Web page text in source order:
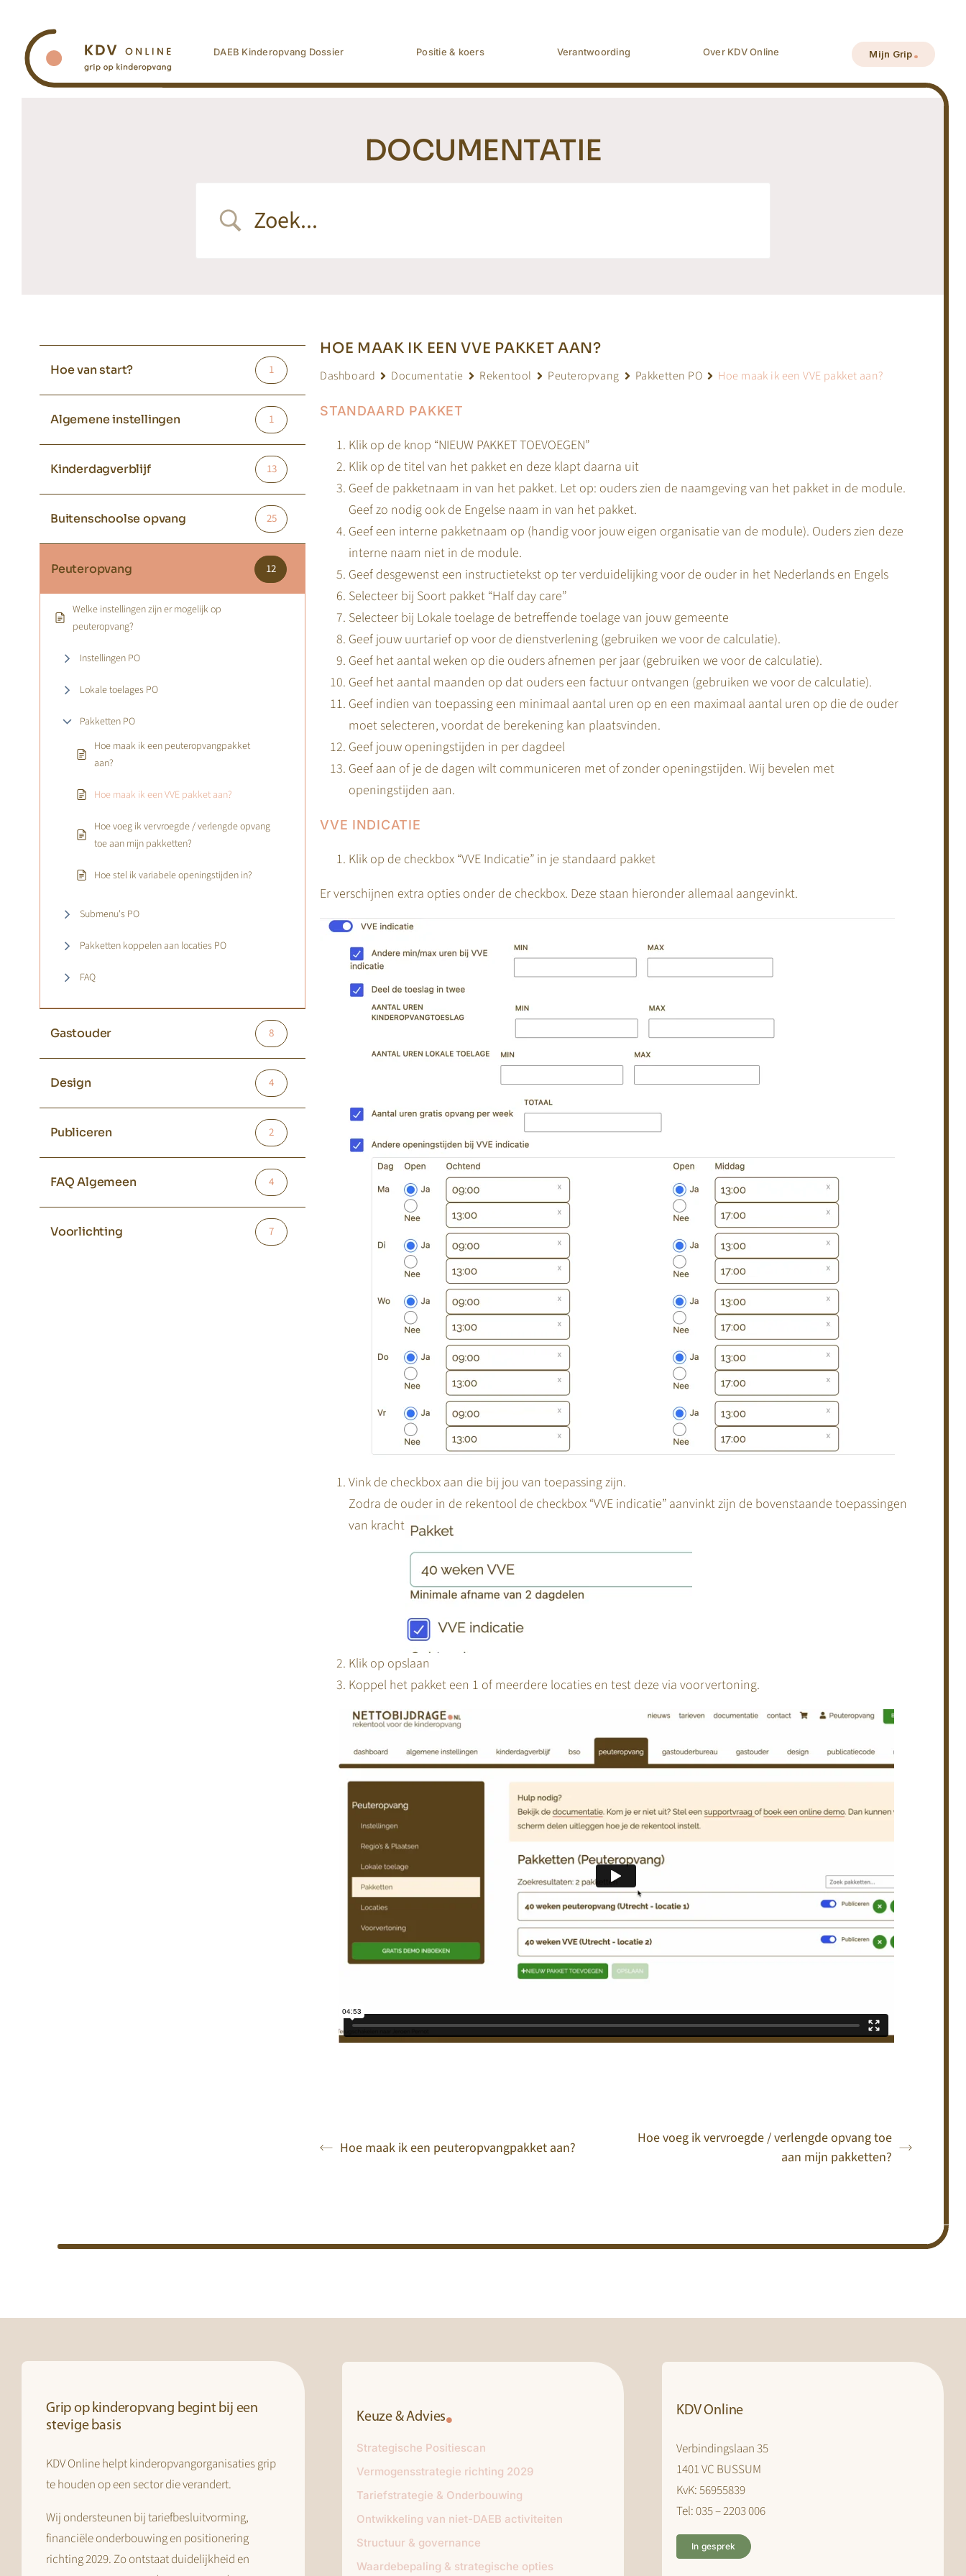
inhoud
DAEB Kinderopvang Dossier Positie & koers Verantwoording Over KDV Online Mijn Grip
DOCUMENTATIE
Hoe van start? 1
Algemene instellingen 1
Kinderdagverblijf 13
Buitenschoolse opvang 25
Peuteropvang 12
Welke instellingen zijn er mogelijk op
peuteropvang?
Instellingen PO
Lokale toelages PO
Pakketten PO
Hoe maak ik een peuteropvangpakket
aan?
Hoe maak ik een VVE pakket aan?
Hoe voeg ik vervroegde / verlengde opvang
toe aan mijn pakketten?
Hoe stel ik variabele openingstijden in?
Submenu's PO
Pakketten koppelen aan locaties PO
FAQ
Gastouder 8
Design 4
Publiceren 2
FAQ Algemeen 4
Voorlichting 7
HOE MAAK IK EEN VVE PAKKET AAN?
Dashboard Documentatie Rekentool Peuteropvang Pakketten PO Hoe maak ik een VVE pakket aan?
STANDAARD PAKKET
Klik op de knop “NIEUW PAKKET TOEVOEGEN”
Klik op de titel van het pakket en deze klapt daarna uit
Geef de pakketnaam in van het pakket. Let op: ouders zien de naamgeving van het pakket in de module.
Geef zo nodig ook de Engelse naam in van het pakket.
Geef een interne pakketnaam op (handig voor jouw eigen organisatie van de module). Ouders zien deze
interne naam niet in de module.
Geef desgewenst een instructietekst op ter verduidelijking voor de ouder in het Nederlands en Engels
Selecteer bij Soort pakket “Half day care”
Selecteer bij Lokale toelage de betreffende toelage van jouw gemeente
Geef jouw uurtarief op voor de dienstverlening (gebruiken we voor de calculatie).
Geef het aantal weken op die ouders afnemen per jaar (gebruiken we voor de calculatie).
Geef het aantal maanden op dat ouders een factuur ontvangen (gebruiken we voor de calculatie).
Geef indien van toepassing een minimaal aantal uren op en een maximaal aantal uren op die de ouder
moet selecteren, voordat de berekening kan plaatsvinden.
Geef jouw openingstijden in per dagdeel
Geef aan of je de dagen wilt communiceren met of zonder openingstijden. Wij bevelen met
openingstijden aan.
VVE INDICATIE
Klik op de checkbox “VVE Indicatie” in je standaard pakket
Er verschijnen extra opties onder de checkbox. Deze staan hieronder allemaal aangevinkt.
Vink de checkbox aan die bij jou van toepassing zijn.
Zodra de ouder in de rekentool de checkbox “VVE indicatie” aanvinkt zijn de bovenstaande toepassingen
van kracht
Klik op opslaan
Koppel het pakket een 1 of meerdere locaties en test deze via voorvertoning.
Hoe maak ik een peuteropvangpakket aan?
Hoe voeg ik vervroegde / verlengde opvang toe
aan mijn pakketten?
Grip op kinderopvang begint bij een
stevige basis
KDV Online helpt kinderopvangorganisaties grip
te houden op een sector die verandert.
Wij ondersteunen bij tariefbesluitvorming,
financiële onderbouwing en positionering
richting 2029. Zo ontstaat duidelijkheid en
Keuze & Advies
Strategische Positiescan
Vermogensstrategie richting 2029
Tariefstrategie & Onderbouwing
Ontwikkeling van niet-DAEB activiteiten
Structuur & governance
Waardebepaling & strategische opties
KDV Online
Verbindingslaan 35
1401 VC BUSSUM
KvK: 56955839
Tel: 035 – 2203 006
In gesprek